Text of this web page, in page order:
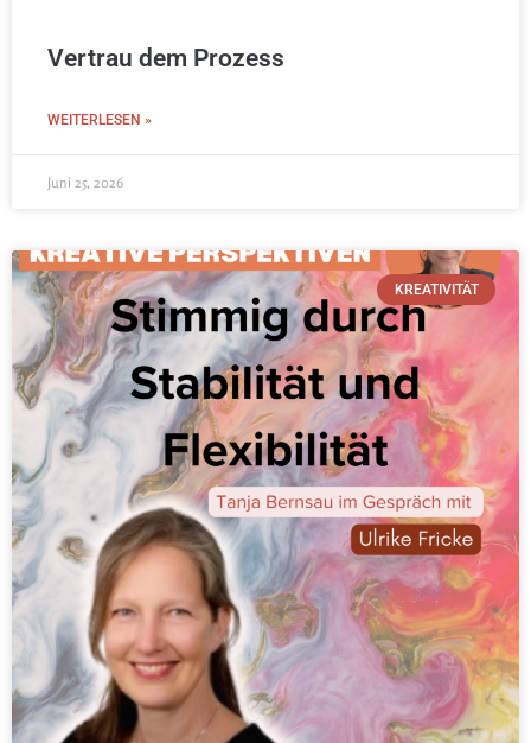
Vertrau dem Prozess
WEITERLESEN »
Juni 25, 2026
KREATIVITÄT